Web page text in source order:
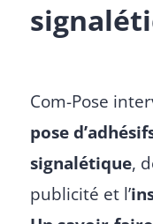
Com-Pose
pose
signalétique,
publicité et l’